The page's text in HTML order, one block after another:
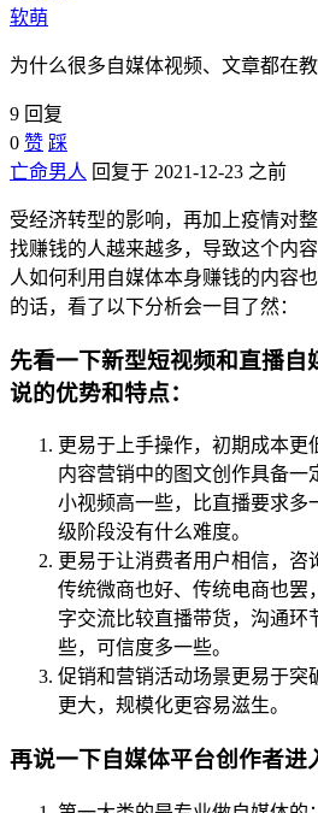
软萌
为什么很多自媒体视频、文章都在
9 回复
0 赞 踩
亡命男人 回复于 2021-12-23 之前
受经济转型的影响，再加上疫情对
找赚钱的人越来越多，导致这个内
人如何利用自媒体本身赚钱的内容
的话，看了以下分析会一目了然：
先看一下新型短视频和直播自
说的优势和特点：
更易于上手操作，初期成本更
内容营销中的图文创作具备一
小视频高一些，比直播要求多
级阶段没有什么难度。
更易于让消费者用户相信，咨
传统微商也好、传统电商也罢
字交流比较直播带货，沟通环
些，可信度多一些。
促销和营销活动场景更易于突
更大，规模化更容易滋生。
再说一下自媒体平台创作者进